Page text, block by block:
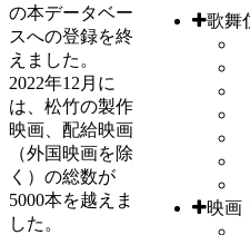
歌舞
映画
の本データベー
スへの登録を終
えました。
2022年12月に
は、松竹の製作
映画、配給映画
（外国映画を除
く）の総数が
5000本を越えま
した。